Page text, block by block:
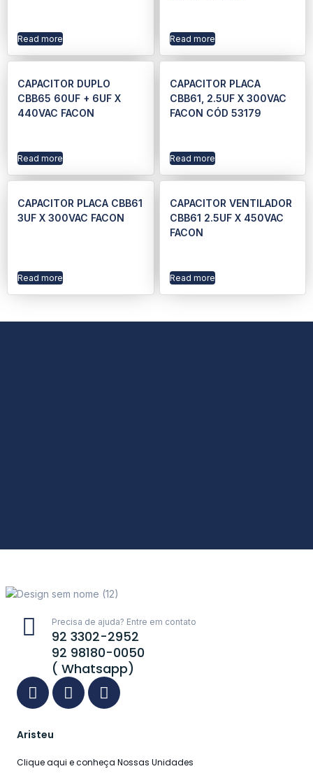
Read more Read more
CAPACITOR DUPLO
CBB65 60UF + 6UF X
440VAC FACON
Read more
CAPACITOR PLACA
CBB61, 2.5UF X 300VAC
FACON CÓD 53179
Read more
CAPACITOR PLACA CBB61
3UF X 300VAC FACON
Read more
CAPACITOR VENTILADOR
CBB61 2.5UF X 450VAC
FACON
Read more
Precisa de ajuda? Entre em contato
92 3302-2952
92 98180-0050
( Whatsapp)
Aristeu
Clique aqui e conheça Nossas Unidades